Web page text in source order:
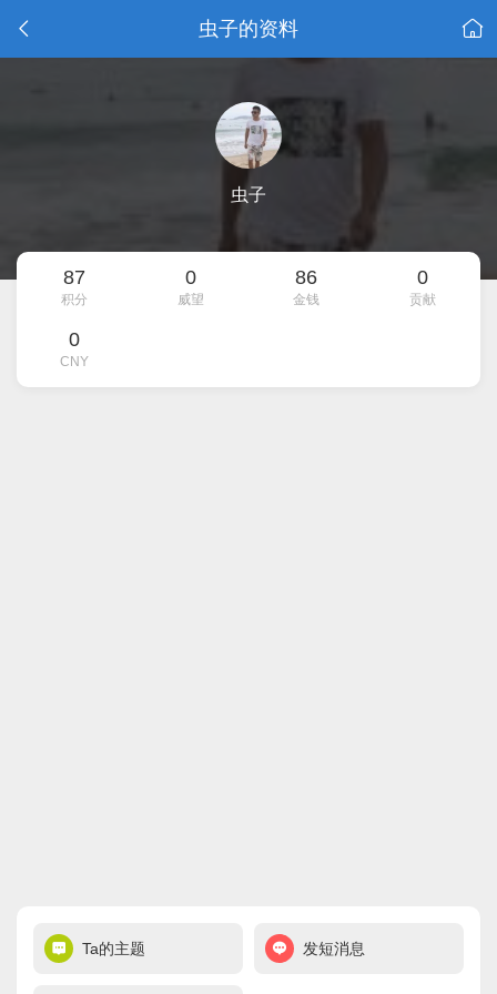
虫子的资料
虫子
87
积分
0
威望
86
金钱
0
贡献
0
CNY
Ta的主题 发短消息